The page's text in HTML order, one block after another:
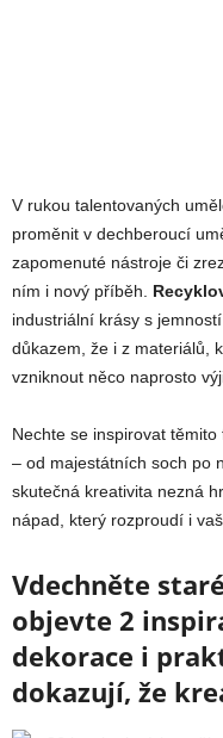
V rukou talentovaných
proměnit v dechberoucí
zapomenuté nástroje či
ním i nový příběh.
industriální krásy s
důkazem, že i z materiálů,
vzniknout něco naprosto
Nechte se inspirovat
– od majestátních soch po
skutečná kreativita nezná
nápad, který rozproudí i
Vdechněte
objevte 2
dekorace i
dokazují, že